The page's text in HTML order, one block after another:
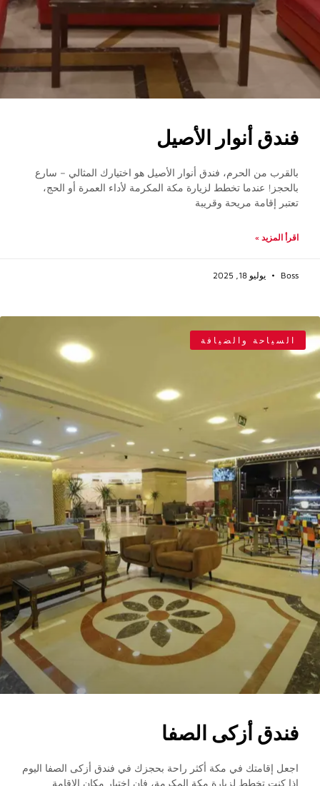
فندق أنوار الأصيل
بالقرب من الحرم، فندق أنوار الأصيل هو اختيارك المثالي – سارع
بالحجز! عندما تخطط لزيارة مكة المكرمة لأداء العمرة أو الحج،
تعتبر إقامة مريحة وقريبة
اقرأ المزيد »
Boss يوليو 18, 2025
السياحة والضيافة
فندق أزكى الصفا
اجعل إقامتك في مكة أكثر راحة بحجزك في فندق أزكى الصفا اليوم
إذا كنت تخطط لزيارة مكة المكرمة، فإن اختيار مكان الإقامة